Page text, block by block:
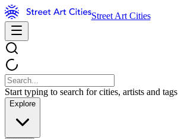
Street Art Cities
Start typing to search for cities, artists and tags
Explore